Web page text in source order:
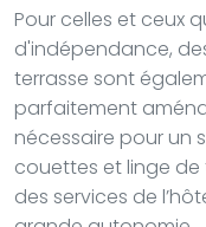
Pour celles et ceux
d'indépendance,
terrasse sont
parfaitement
nécessaire pour un
couettes et linge
des services de